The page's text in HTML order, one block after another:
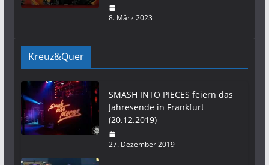
8. März 2023
Kreuz&Quer
SMASH INTO PIECES feiern das
Jahresende in Frankfurt
(20.12.2019)
27. Dezember 2019